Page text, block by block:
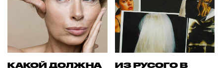
КАКОЙ ДОЛЖНА
ИЗ РУСОГО В